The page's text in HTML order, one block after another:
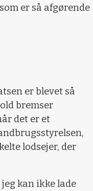
er så afgørende
er blevet så
bremser
det er et
lodsejer, der
kan ikke lade